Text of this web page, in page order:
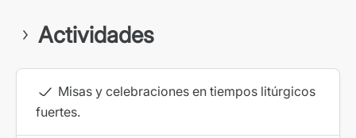
Actividades
Misas y celebraciones en tiempos litúrgicos
fuertes.